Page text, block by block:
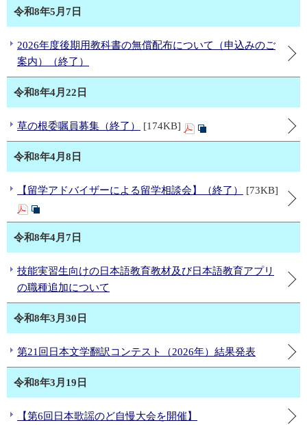
令和8年5月7日
2026年度後期用教科書の無償配布について（申込みのご
案内）（終了）
令和8年4月22日
草の根委嘱員募集（終了） [174KB]
令和8年4月8日
【留学アドバイザーによる留学相談会】（終了） [73KB]
令和8年4月7日
技能実習生向けの日本語教育教材及び日本語教育アプリ
の職種追加について
令和8年3月30日
第21回日本文学翻訳コンテスト（2026年）結果発表
令和8年3月19日
【第6回日本歌謡のど自慢大会を開催】